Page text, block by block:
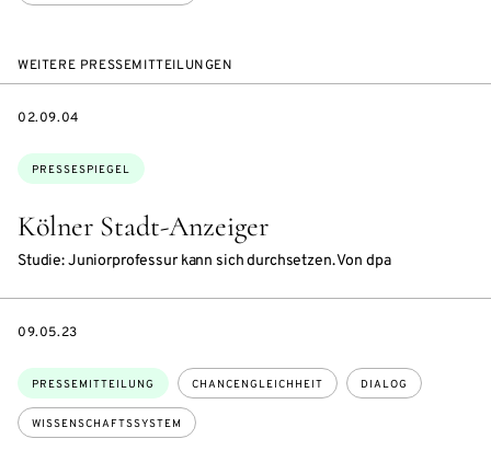
WEITERE PRESSEMITTEILUNGEN
Kölner Stadt-Anzeiger
Studie: Juniorprofessur kann sich durchsetzen. Von dpa
Themen:
PRESSESPIEGEL
DATE
02.09.04
Themen:
PRESSEMITTEILUNG CHANCENGLEICHHEIT DIALOG
WISSENSCHAFTSSYSTEM
DATE
09.05.23